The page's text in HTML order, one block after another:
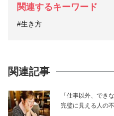
関連するキーワード
#生き方
関連記事
「仕事以外、でき
完璧に見える人の